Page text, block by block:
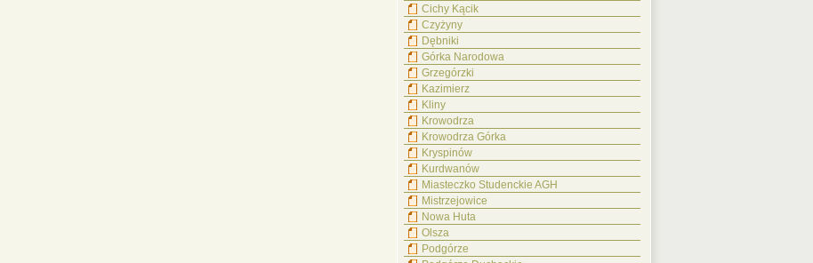
Cichy Kącik
Czyżyny
Dębniki
Górka Narodowa
Grzegórzki
Kazimierz
Kliny
Krowodrza
Krowodrza Górka
Kryspinów
Kurdwanów
Miasteczko Studenckie AGH
Mistrzejowice
Nowa Huta
Olsza
Podgórze